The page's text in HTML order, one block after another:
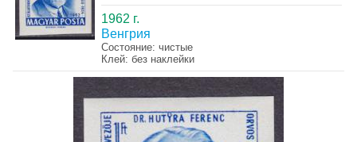
1962 г.
Венгрия
Состояние: чистые
Клей: без наклейки